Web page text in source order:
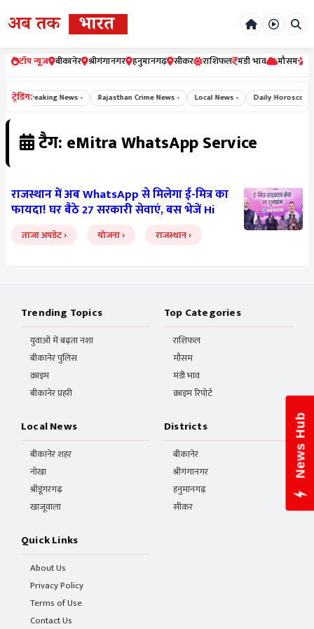
टॉप न्यूज़ बीकानेर श्रीगंगानगर हनुमानगढ़ सीकर राशिफल मंडी भाव मौसम
ट्रेडिंग:Breaking News › Rajasthan Crime News › Local News › Daily Horoscope
टैग: eMitra WhatsApp Service
राजस्थान में अब WhatsApp से मिलेगा ई-मित्र का
फायदा! घर बैठे 27 सरकारी सेवाएं, बस भेजें Hi
ताजा अपडेट योजना राजस्थान
Trending Topics
युवाओं में बढ़ता नशा
बीकानेर पुलिस
क्राइम
बीकानेर प्रहरी
Top Categories
राशिफल
मौसम
मंडी भाव
क्राइम रिपोर्ट
Local News
बीकानेर शहर
नोखा
श्रीडूंगरगढ़
खाजूवाला
Districts
बीकानेर
श्रीगंगानगर
हनुमानगढ़
सीकर
Quick Links
About Us
Privacy Policy
Terms of Use
Contact Us
News Hub